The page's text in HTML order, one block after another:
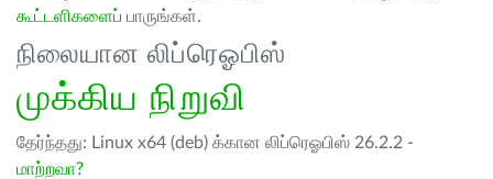
கூட்டளிகளைப் பாருங்கள்.
நிலையான லிப்ரெஓபிஸ்
முக்கிய நிறுவி
தேர்ந்தது: Linux x64 (deb) க்கான லிப்ரெஓபிஸ் 26.2.2 -
மாற்றவா?